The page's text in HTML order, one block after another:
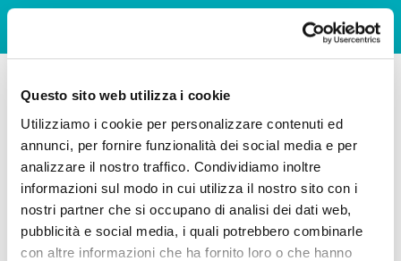
Questo sito web utilizza i cookie
Utilizziamo i cookie per personalizzare contenuti ed
annunci, per fornire funzionalità dei social media e per
analizzare il nostro traffico. Condividiamo inoltre
informazioni sul modo in cui utilizza il nostro sito con i
nostri partner che si occupano di analisi dei dati web,
pubblicità e social media, i quali potrebbero combinarle
con altre informazioni che ha fornito loro o che hanno